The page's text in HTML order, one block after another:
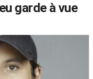
garde à vue